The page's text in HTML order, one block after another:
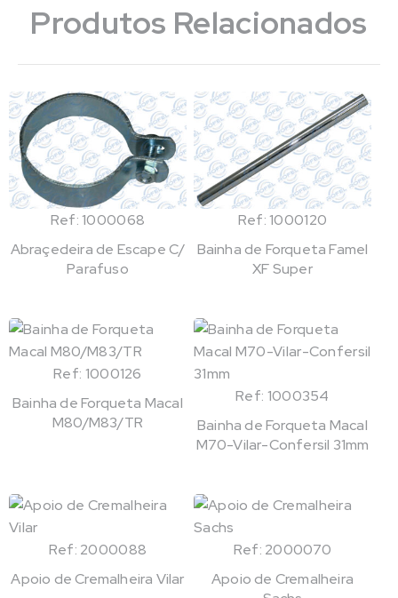
Produtos Relacionados
Ref: 1000068
Abraçedeira de Escape C/
Parafuso
Ref: 1000120
Bainha de Forqueta Famel
XF Super
Ref: 1000126
Bainha de Forqueta Macal
M80/M83/TR
Ref: 1000354
Bainha de Forqueta Macal
M70-Vilar-Confersil 31mm
Ref: 2000088
Apoio de Cremalheira Vilar
Ref: 2000070
Apoio de Cremalheira